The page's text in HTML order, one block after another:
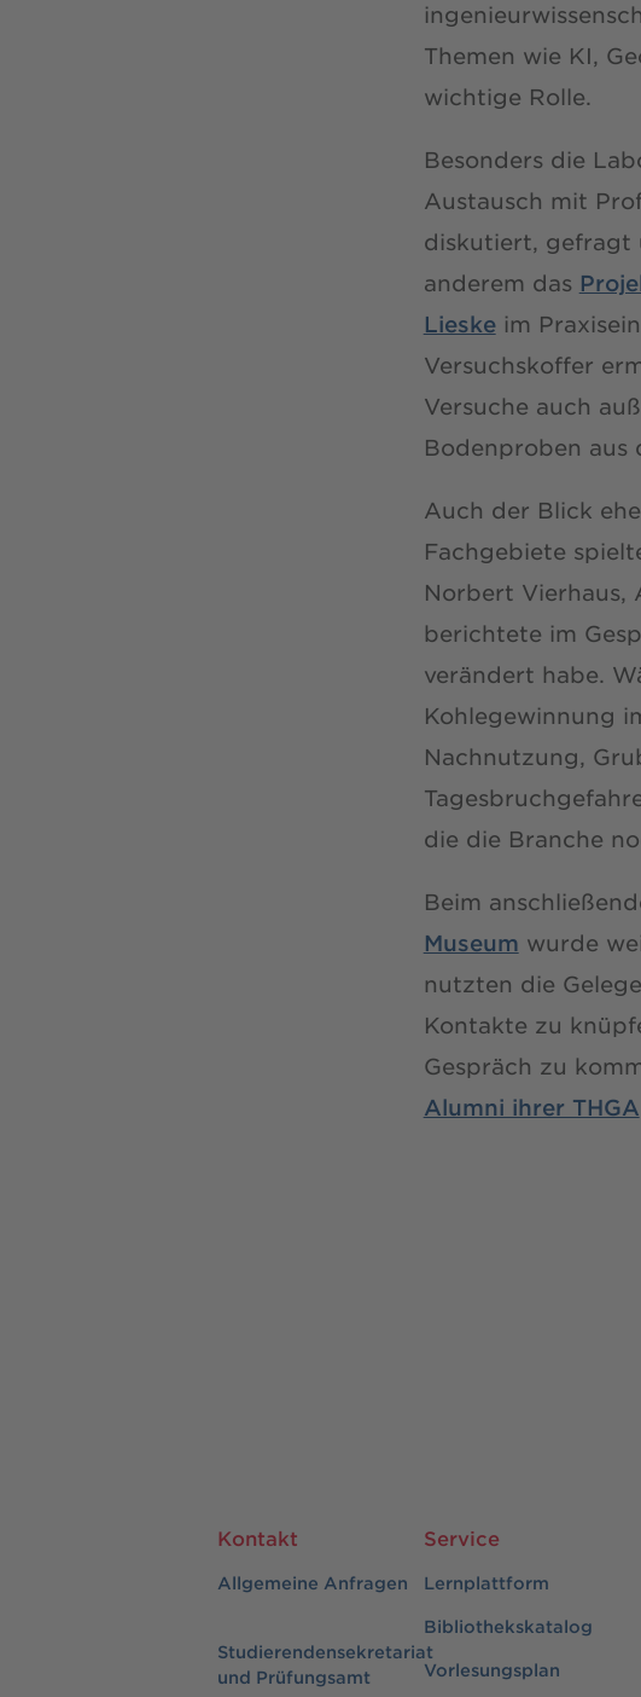
Themen wie KI,
wichtige Rolle.
Besonders die
Austausch mit
diskutiert, gefragt
anderem das
Lieskeim
Versuchskoffer
Versuche auch
Bodenproben aus
Auch der Blick
Fachgebiete
Norbert Vierhaus,
berichtete im
verändert habe.
Kohlegewinnung
Nachnutzung,
die die Branche
Beim
Museum wurde
nutzten die
Kontakte zu
Gespräch zu
Alumni ihrer THGA
Kontakt
Allgemeine Anfragen
Studierendensekretariat
und Prüfungsamt
Service
Lernplattform
Bibliothekskatalog
Vorlesungsplan